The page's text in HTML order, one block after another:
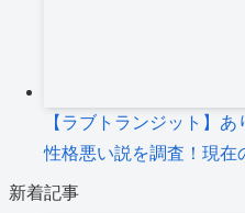
【ラブトランジット】
性格悪い説を調査！現在
新着記事